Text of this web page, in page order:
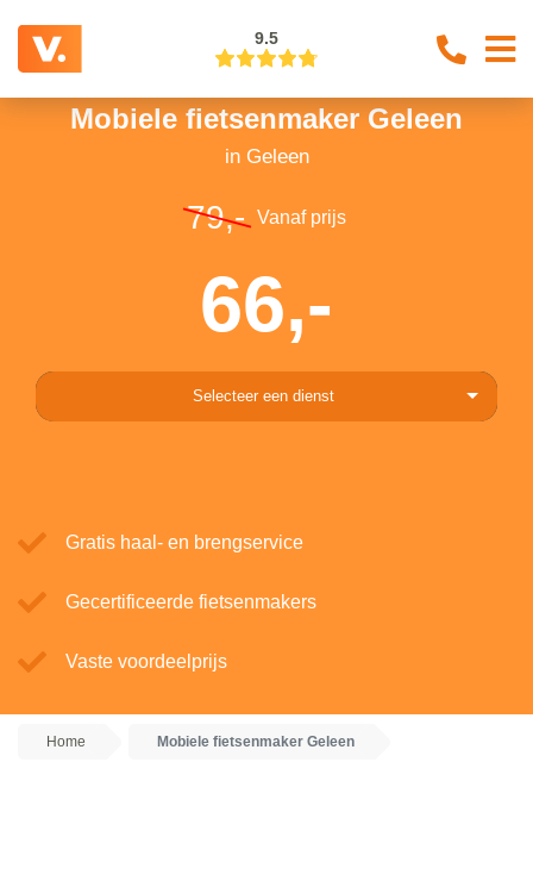
9.5
Mobiele fietsenmaker Geleen
in Geleen
79,- Vanaf prijs
66,-
Selecteer een dienst
Gratis haal- en brengservice
Gecertificeerde fietsenmakers
Vaste voordeelprijs
Home Mobiele fietsenmaker Geleen